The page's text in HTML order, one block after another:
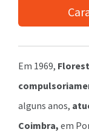
Em 1969,
alguns anos,
Coimbra, em